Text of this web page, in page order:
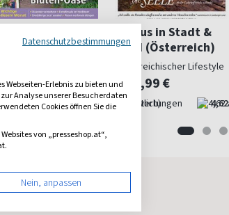
€
4,55
Servus in Stadt &
Land (Österreich)
Österreichischer Lifestyle
ab 4,99 €
(monatlich) 4,62
Datenschutzbestimmungen
Webseiten-Erlebnis zu bieten und
Analyse unserer Besucherdaten
Cookies öffnen Sie die
von „presseshop.at“,
Nein, anpassen